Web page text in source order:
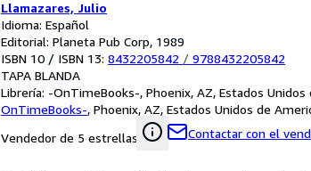
Llamazares, Julio
Idioma: Español
Editorial: Planeta Pub Corp, 1989
ISBN 10 / ISBN 13: 8432205842 / 9788432205842
TAPA BLANDA
Librería: -OnTimeBooks-, Phoenix, AZ, Estados Unidos
OnTimeBooks-, Phoenix, AZ, Estados Unidos de
Vendedor de 5 estrellas
Contactar con el